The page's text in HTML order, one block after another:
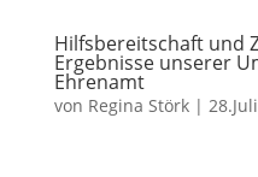
Hilfsbereitschaft und
Ergebnisse unserer
Ehrenamt
von Regina Störk|